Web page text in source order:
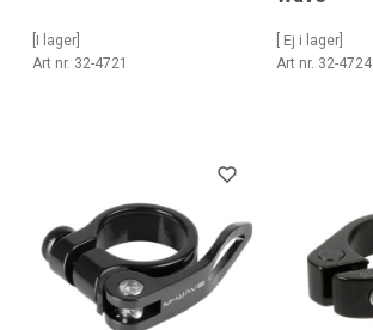
[I lager]
Art nr. 32-4721
[ Ej i lager]
Art nr. 32-4724